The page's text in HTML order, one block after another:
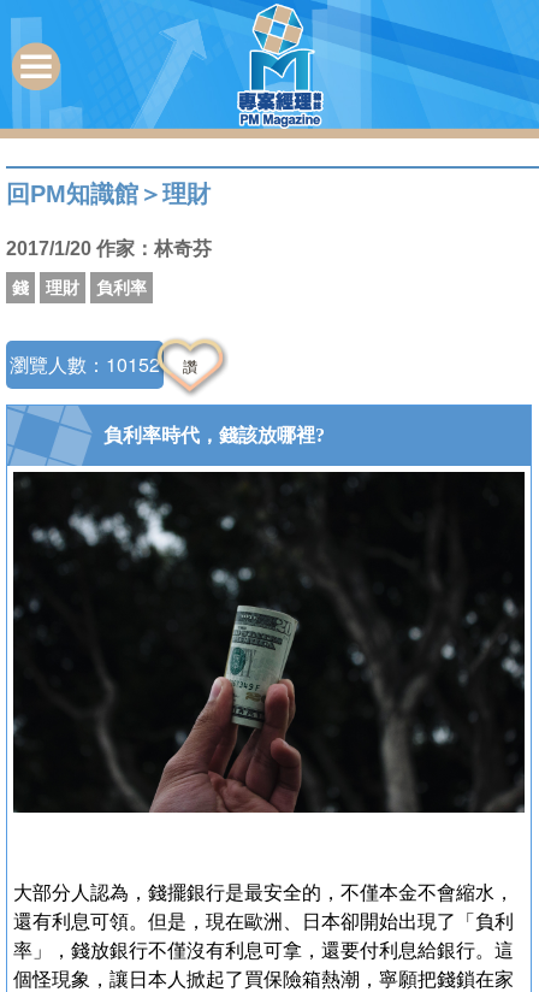
回PM知識館 ＞理財
2017/1/20 作家：林奇芬
錢 理財 負利率
瀏覽人數：10152 讚
負利率時代，錢該放哪裡?
大部分人認為，錢擺銀行是最安全的，不僅本金不會縮水，
還有利息可領。但是，現在歐洲、日本卻開始出現了「負利
率」，錢放銀行不僅沒有利息可拿，還要付利息給銀行。這
個怪現象，讓日本人掀起了買保險箱熱潮，寧願把錢鎖在家